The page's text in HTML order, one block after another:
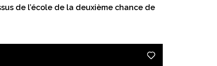
de l’école de la deuxième chance de